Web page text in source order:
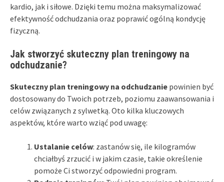
kardio, jak i siłowe. Dzięki temu można maksymalizować
efektywność odchudzania oraz poprawić ogólną kondycję
fizyczną.
Jak stworzyć skuteczny plan treningowy na
odchudzanie?
Skuteczny plan treningowy na odchudzanie powinien być
dostosowany do Twoich potrzeb, poziomu zaawansowania i
celów związanych z sylwetką. Oto kilka kluczowych
aspektów, które warto wziąć pod uwagę:
Ustalanie celów: zastanów się, ile kilogramów
chciałbyś zrzucić i w jakim czasie, takie określenie
pomoże Ci stworzyć odpowiedni program.